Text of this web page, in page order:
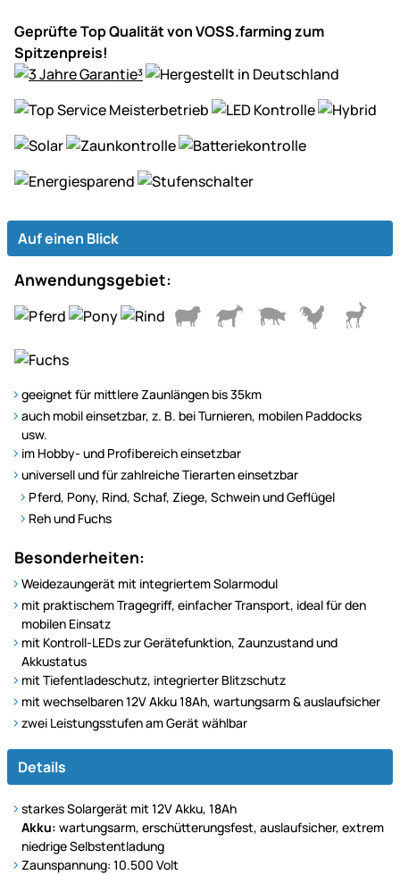
Geprüfte Top Qualität von VOSS.farming zum
Spitzenpreis!
Auf einen Blick
Anwendungsgebiet:
geeignet für mittlere Zaunlängen bis 35km
auch mobil einsetzbar, z. B. bei Turnieren, mobilen Paddocks
usw.
im Hobby- und Profibereich einsetzbar
universell und für zahlreiche Tierarten einsetzbar
Pferd, Pony, Rind, Schaf, Ziege, Schwein und Geflügel
Reh und Fuchs
Besonderheiten:
Weidezaungerät mit integriertem Solarmodul
mit praktischem Tragegriff, einfacher Transport, ideal für den
mobilen Einsatz
mit Kontroll-LEDs zur Gerätefunktion, Zaunzustand und
Akkustatus
mit Tiefentladeschutz, integrierter Blitzschutz
mit wechselbaren 12V Akku 18Ah, wartungsarm & auslaufsicher
zwei Leistungsstufen am Gerät wählbar
Details
starkes Solargerät mit 12V Akku, 18Ah
Akku: wartungsarm, erschütterungsfest, auslaufsicher, extrem
niedrige Selbstentladung
Zaunspannung: 10.500 Volt